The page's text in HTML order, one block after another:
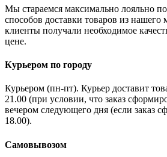
Мы стараемся максимально лояльно
способов доставки товаров из
клиенты получали необходимое
цене.
Курьером по городу
Курьером (пн-пт). Курьер доставит
21.00 (при условии, что заказ
вечером следующего дня (если заказ
18.00).
Самовывозом